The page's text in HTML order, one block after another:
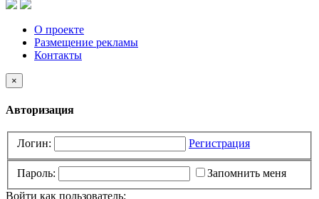
О проекте
Размещение рекламы
Контакты
×
Авторизация
Логин: Регистрация
Пароль:
Запомнить меня
Войти как пользователь: